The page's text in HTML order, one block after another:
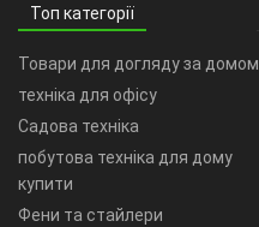
Топ категорії
Товари для догляду за домом
техніка для офісу
Садова техніка
побутова техніка для дому
купити
Фени та стайлери